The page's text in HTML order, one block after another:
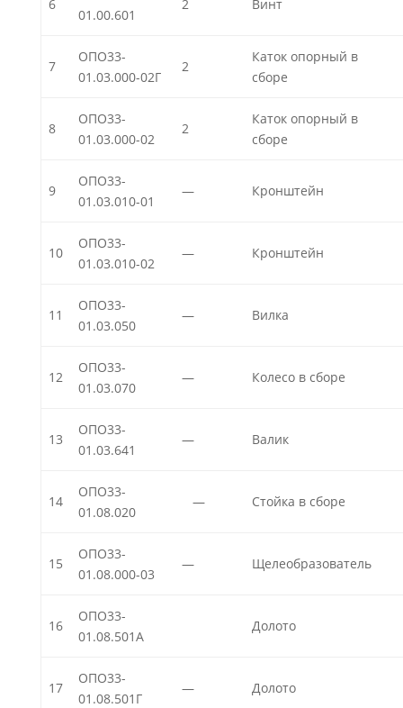
6
01.00.601
2 Винт
7
ОПО33-
01.03.000-02Г
2
Каток опорный в
сборе
8
ОПО33-
01.03.000-02
2
Каток опорный в
сборе
9
ОПО33-
01.03.010-01
— Кронштейн
10
ОПО33-
01.03.010-02
— Кронштейн
11
ОПО33-
01.03.050
— Вилка
12
ОПО33-
01.03.070
— Колесо в сборе
13
ОПО33-
01.03.641
— Валик
14
ОПО33-
01.08.020
— Стойка в сборе
15
ОПО33-
01.08.000-03
— Щелеобразователь
16
ОПО33-
01.08.501А
Долото
17
ОПО33-
01.08.501Г
— Долото